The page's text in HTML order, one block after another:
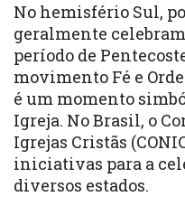
No hemisfério Sul,
geralmente
período de
movimento Fé e
é um momento
Igreja. No Brasil, o
Igrejas Cristãs
iniciativas para a
diversos estados.